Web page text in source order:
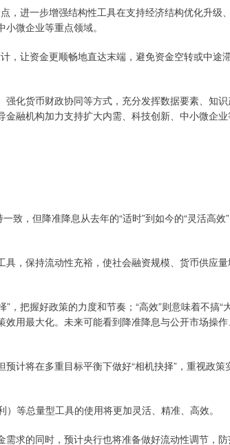
，进一步增强结构性工具在支持经济结构优化升级
微企业等重点领域。
，让资金更顺畅地直达末端，避免资金空转或中途
化货币财政协同等方式，充分发挥数据要素、知
融机构加力支持扩大内需、科技创新、中小微企
致，但降准降息从去年的“适时”到如今的“灵活高效
，保持流动性充裕，使社会融资规模、货币供应
把握好政策的力度和节奏；“高效”则意味着不搞“
用最大化。未来可能看到降准降息与公开市场操
计将在多重目标平衡下做好“相机抉择”，重视政策
等总量型工具的使用将更加灵活、精准、高效。
求的同时，预计央行也将准备做好流动性调节，